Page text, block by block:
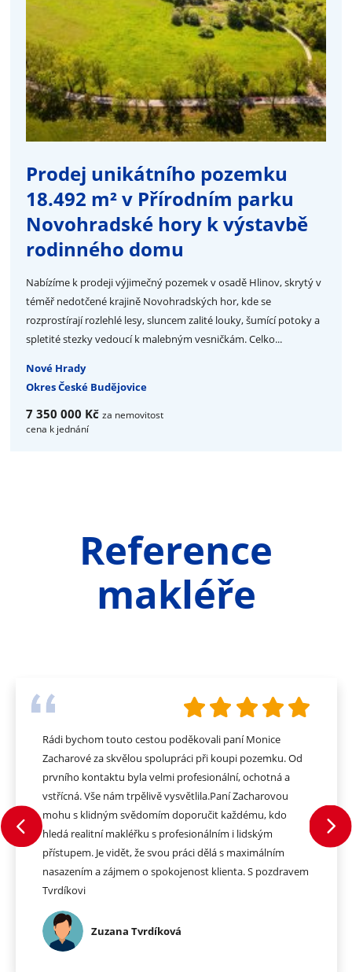
Prodej unikátního pozemku
18.492 m² v Přírodním parku
Novohradské hory k výstavbě
rodinného domu
Nabízíme k prodeji výjimečný pozemek v osadě Hlinov, skrytý v
téměř nedotčené krajině Novohradských hor, kde se
rozprostírají rozlehlé lesy, sluncem zalité louky, šumící potoky a
spletité stezky vedoucí k malebným vesničkám. Celko...
Nové Hrady
Okres České Budějovice
7 350 000 Kč za nemovitost
cena k jednání
Reference
makléře
Rádi bychom touto cestou poděkovali paní Monice
Zacharové za skvělou spolupráci při koupi pozemku. Od
prvního kontaktu byla velmi profesionální, ochotná a
vstřícná. Vše nám trpělivě vysvětlila.Paní Zacharovou
mohu s klidným svědomím doporučit každému, kdo
hledá realitní makléřku s profesionálním i lidským
přístupem. Je vidět, že svou práci dělá s maximálním
nasazením a zájmem o spokojenost klienta. S pozdravem
Tvrdíkovi
Zuzana Tvrdíková